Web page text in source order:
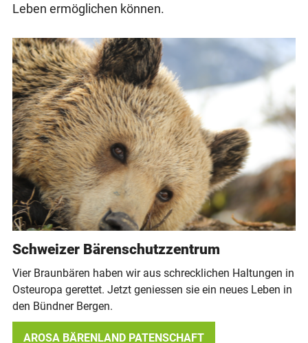
Leben ermöglichen können.
Schweizer Bärenschutzzentrum
Vier Braunbären haben wir aus schrecklichen Haltungen in
Osteuropa gerettet. Jetzt geniessen sie ein neues Leben in
den Bündner Bergen.
AROSA BÄRENLAND PATENSCHAFT